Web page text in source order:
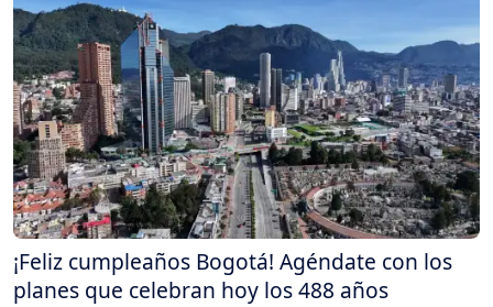
¡Feliz cumpleaños Bogotá! Agéndate con los
planes que celebran hoy los 488 años